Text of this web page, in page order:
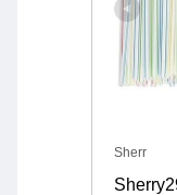
Sherr